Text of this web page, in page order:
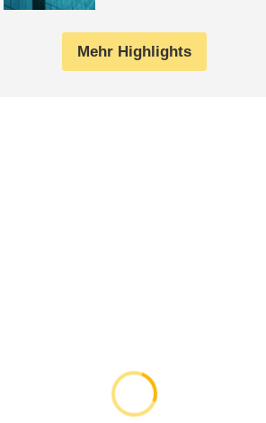
Mehr Highlights